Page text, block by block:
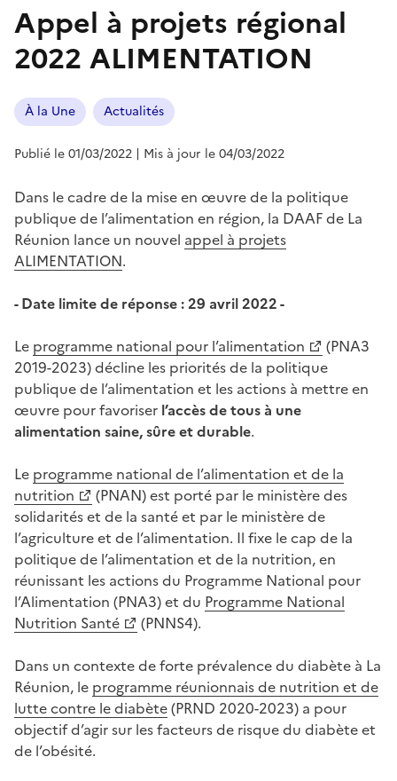
Appel à projets régional
2022 ALIMENTATION
À la Une Actualités
Publié le 01/03/2022 | Mis à jour le 04/03/2022
Dans le cadre de la mise en œuvre de la politique
publique de l’alimentation en région, la DAAF de La
Réunion lance un nouvel appel à projets
ALIMENTATION.
- Date limite de réponse : 29 avril 2022 -
Le programme national pour l’alimentation
(PNA3
2019-2023) décline les priorités de la politique
publique de l’alimentation et les actions à mettre en
œuvre pour favoriser l’accès de tous à une
alimentation saine, sûre et durable.
Le programme national de l’alimentation et de la
nutrition
(PNAN) est porté par le ministère des
solidarités et de la santé et par le ministère de
l’agriculture et de l’alimentation. Il fixe le cap de la
politique de l’alimentation et de la nutrition, en
réunissant les actions du Programme National pour
l’Alimentation (PNA3) et du Programme National
Nutrition Santé
(PNNS4).
Dans un contexte de forte prévalence du diabète à La
Réunion, le programme réunionnais de nutrition et de
lutte contre le diabète(PRND 2020-2023) a pour
objectif d’agir sur les facteurs de risque du diabète et
de l’obésité.